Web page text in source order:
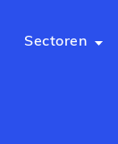
Sectoren